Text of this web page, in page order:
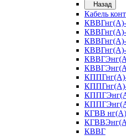
Назад
Кабель
КГВВ
КВВГ